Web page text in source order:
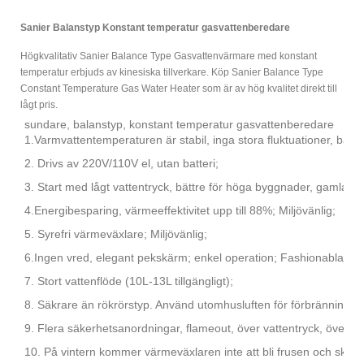
Sanier Balanstyp Konstant temperatur gasvattenberedare
Högkvalitativ Sanier Balance Type Gasvattenvärmare med konstant
temperatur erbjuds av kinesiska tillverkare. Köp Sanier Balance Type
Constant Temperature Gas Water Heater som är av hög kvalitet direkt till
lågt pris.
sundare, balanstyp, konstant temperatur gasvattenberedare
1.Varmvattentemperaturen är stabil, inga stora fluktuationer,
2. Drivs av 220V/110V el, utan batteri;
3. Start med lågt vattentryck, bättre för höga byggnader, gamla
4.Energibesparing, värmeeffektivitet upp till 88%; Miljövänlig;
5. Syrefri värmeväxlare; Miljövänlig;
6.Ingen vred, elegant pekskärm; enkel operation; Fashionabla
7. Stort vattenflöde (10L-13L tillgängligt);
8. Säkrare än rökrörstyp. Använd utomhusluften för förbränning
9. Flera säkerhetsanordningar, flameout, över vattentryck,
10. På vintern kommer värmeväxlaren inte att bli frusen och